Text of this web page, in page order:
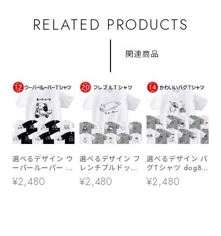
RELATED PRODUCTS
関連商品
選べるデザイン ウ
ーパールーパー T
シャツ am99 両生
類 アニマル
¥2,480
選べるデザイン フ
レンチブルドッグ
Tシャツ dog76
ブヒ フレブル 半
¥2,480
選べるデザイン パ
グTシャツ dog86
ブヒ 半袖・長袖
ユニーク 手描きイ
¥2,480